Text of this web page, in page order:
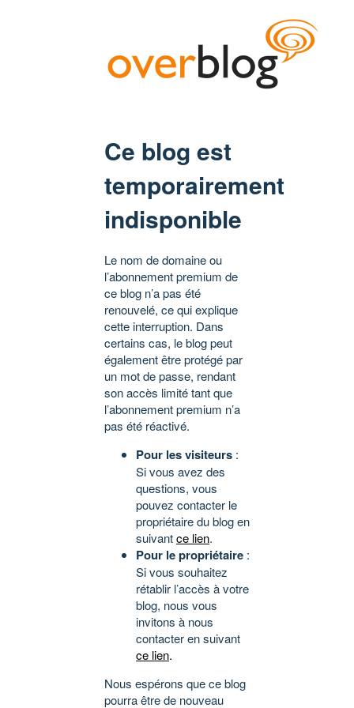
Ce blog est
temporairement
indisponible
Le nom de domaine ou
l’abonnement premium de
ce blog n’a pas été
renouvelé, ce qui explique
cette interruption. Dans
certains cas, le blog peut
également être protégé par
un mot de passe, rendant
son accès limité tant que
l’abonnement premium n’a
pas été réactivé.
Pour les visiteurs :
Si vous avez des
questions, vous
pouvez contacter le
propriétaire du blog en
suivantce lien.
Pour le propriétaire :
Si vous souhaitez
rétablir l’accès à votre
blog, nous vous
invitons à nous
contacter en suivant
ce lien.
Nous espérons que ce blog
pourra être de nouveau